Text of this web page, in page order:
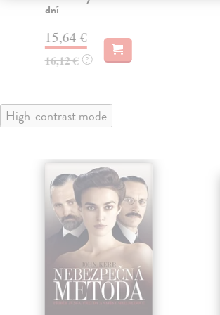
dní
15,64 €
16,12 € ?
High-contrast mode